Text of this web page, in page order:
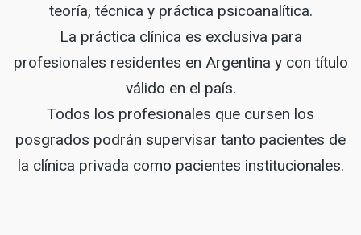
teoría, técnica y práctica psicoanalítica.
La práctica clínica es exclusiva para
profesionales residentes en Argentina y con título
válido en el país.
Todos los profesionales que cursen los
posgrados podrán supervisar tanto pacientes de
la clínica privada como pacientes institucionales.